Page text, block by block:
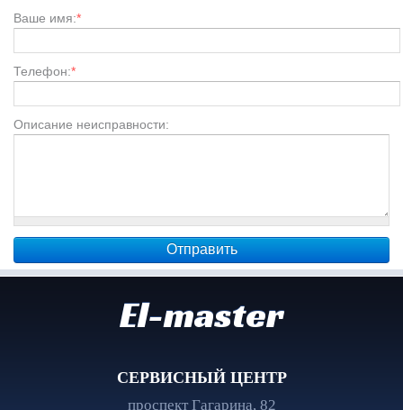
Ваше имя:*
Телефон:*
Описание неисправности:
El-master
СЕРВИСНЫЙ ЦЕНТР
проспект Гагарина, 82